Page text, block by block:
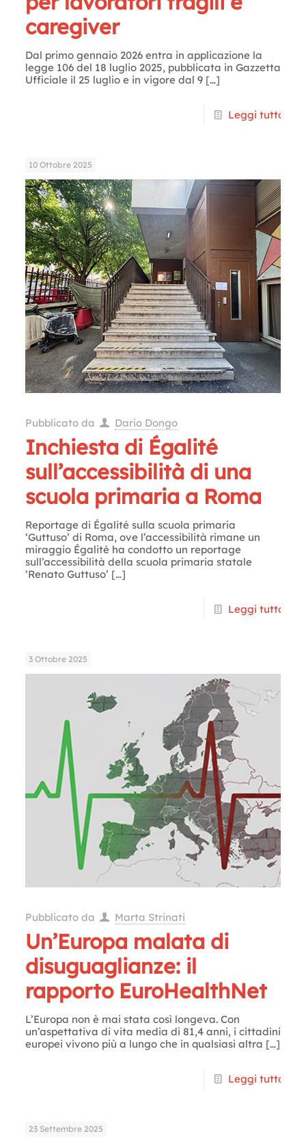
caregiver
Dal primo gennaio 2026 entra in applicazione la
legge 106 del 18 luglio 2025, pubblicata in Gazzetta
Ufficiale il 25 luglio e in vigore dal 9[…]
Leggi tutto
10 Ottobre 2025
Pubblicato da Dario Dongo
Inchiesta di Égalité
sull’accessibilità di una
scuola primaria a Roma
Reportage di Égalité sulla scuola primaria
‘Guttuso’ di Roma, ove l’accessibilità rimane un
miraggio Égalité ha condotto un reportage
sull’accessibilità della scuola primaria statale
‘Renato Guttuso’ […]
Leggi tutto
3 Ottobre 2025
Pubblicato da Marta Strinati
Un’Europa malata di
disuguaglianze: il
rapporto EuroHealthNet
L’Europa non è mai stata così longeva. Con
un’aspettativa di vita media di 81,4 anni, i cittadini
europei vivono più a lungo che in qualsiasi altra […]
Leggi tutto
23 Settembre 2025